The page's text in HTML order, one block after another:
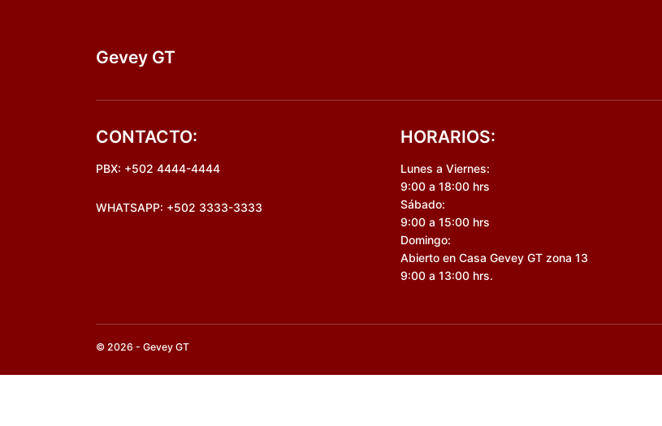
Gevey GT
CONTACTO:
PBX: +502 4444-4444
WHATSAPP: +502 3333-3333
HORARIOS:
Lunes a Viernes:
9:00 a 18:00 hrs
Sábado:
9:00 a 15:00 hrs
Domingo:
Abierto en Casa Gevey GT zona 13
9:00 a 13:00 hrs.
© 2026 - Gevey GT